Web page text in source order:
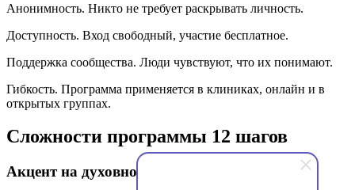
Анонимность. Никто не требует раскрывать личность.
Доступность. Вход свободный, участие бесплатное.
Поддержка сообщества. Люди чувствуют, что их понимают.
Гибкость. Программа применяется в клиниках, онлайн и в
открытых группах.
Сложности программы 12 шагов
Акцент на духовности